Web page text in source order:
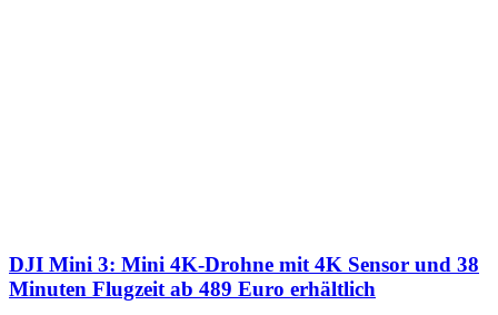
DJI Mini 3: Mini 4K-Drohne mit 4K Sensor und 38
Minuten Flugzeit ab 489 Euro erhältlich